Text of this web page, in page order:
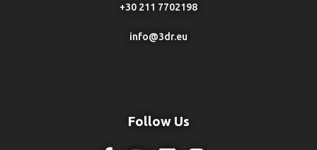
+30 211 7702198
info@3dr.eu
Follow Us